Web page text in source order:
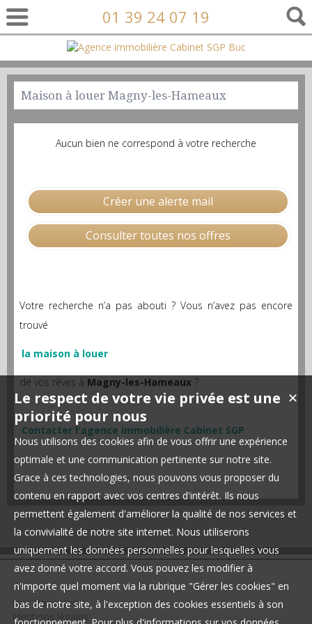
01 39 24 07 19
Maison à louer Magny-les-Hameaux
Aucun bien ne correspond à votre recherche
Créer une alerte mail
Consulter toutes nos offres
Votre recherche n’a pas abouti ? Vous n’avez pas encore
trouvé
la maison à louer
de vos rêves à Magny-les-Hameaux ?
Contacter l'agence immobilière Cabinet SGP
Nos Honoraires
Mentions légales
✕
Le respect de votre vie privée est une
priorité pour nous
Nous utilisons des cookies afin de vous offrir une expérience
optimale et une communication pertinente sur notre site.
Grace à ces technologies, nous pouvons vous proposer du
contenu en rapport avec vos centres d'intérêt. Ils nous
permettent également d'améliorer la qualité de nos services et
la convivialité de notre site internet. Nous utiliserons
uniquement les données personnelles pour lesquelles vous
avez donné votre accord. Vous pouvez les modifier à
n'importe quel moment via la rubrique "Gérer les cookies" en
bas de notre site, à l'exception des cookies essentiels à son